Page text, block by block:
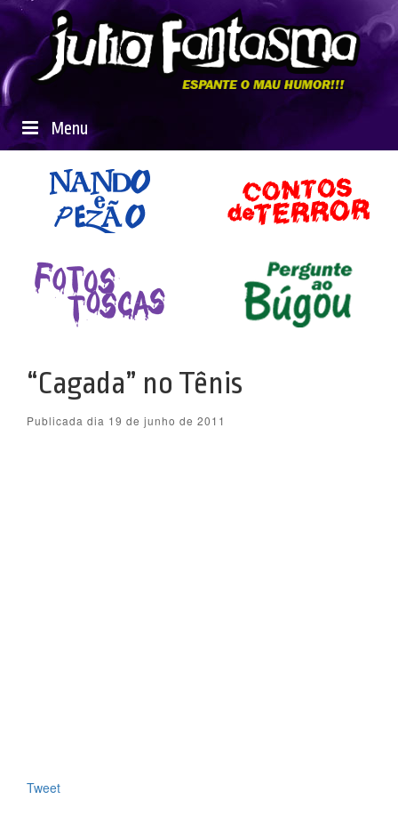
Menu
“Cagada” no Tênis
Publicada dia 19 de junho de 2011
Tweet